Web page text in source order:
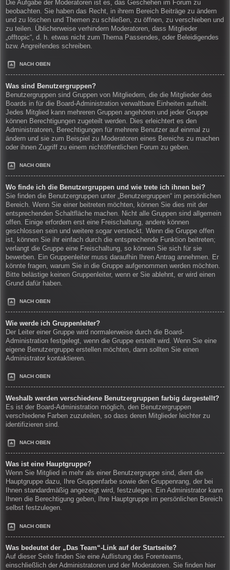
Die Aufgabe der Moderatoren ist es, das Geschehen im Forum zu
beobachten. Sie haben das Recht, in ihrem Bereich Beiträge zu ändern
und zu löschen und Themen zu schließen, zu öffnen, zu verschieben und
zu teilen. Üblicherweise verhindern Moderatoren, dass Mitglieder
„offtopic“, d. h. etwas nicht zum Thema Passendes, oder Beleidigendes
bzw. Angreifendes schreiben.
NACH OBEN
Was sind Benutzergruppen?
Benutzergruppen sind Gruppen von Mitgliedern, die die Mitglieder des
Boards in für die Board-Administration verwaltbare Einheiten aufteilt.
Jedes Mitglied kann mehreren Gruppen angehören und jeder Gruppe
können Berechtigungen zugeteilt werden. Dies erleichtert es den
Administratoren, Berechtigungen für mehrere Benutzer auf einmal zu
ändern und sie zum Beispiel zu Moderatoren eines Bereichs zu machen
oder ihnen Zugriff zu einem nichtöffentlichen Forum zu geben.
NACH OBEN
Wo finde ich die Benutzergruppen und wie trete ich ihnen bei?
Sie finden die Benutzergruppen unter „Benutzergruppen“ im persönlichen
Bereich. Wenn Sie einer beitreten möchten, können Sie dies mit der
entsprechenden Schaltfläche machen. Nicht alle Gruppen sind allgemein
offen. Einige erfordern erst eine Freischaltung, andere können
geschlossen sein und weitere sogar versteckt. Wenn die Gruppe offen
ist, können Sie ihr einfach durch die entsprechende Funktion beitreten;
verlangt die Gruppe eine Freischaltung, so können Sie sich für sie
bewerben. Ein Gruppenleiter muss daraufhin Ihren Antrag annehmen. Er
könnte fragen, warum Sie in die Gruppe aufgenommen werden möchten.
Bitte belästige keinen Gruppenleiter, wenn er Sie ablehnt, er wird einen
Grund dafür haben.
NACH OBEN
Wie werde ich Gruppenleiter?
Der Leiter einer Gruppe wird normalerweise durch die Board-
Administration festgelegt, wenn die Gruppe erstellt wird. Wenn Sie eine
eigene Benutzergruppe erstellen möchten, dann sollten Sie einen
Administrator kontaktieren.
NACH OBEN
Weshalb werden verschiedene Benutzergruppen farbig dargestellt?
Es ist der Board-Administration möglich, den Benutzergruppen
verschiedene Farben zuzuteilen, so dass deren Mitglieder leichter zu
identifizieren sind.
NACH OBEN
Was ist eine Hauptgruppe?
Wenn Sie Mitglied in mehr als einer Benutzergruppe sind, dient die
Hauptgruppe dazu, Ihre Gruppenfarbe sowie den Gruppenrang, der bei
Ihnen standardmäßig angezeigt wird, festzulegen. Ein Administrator kann
Ihnen die Berechtigung geben, Ihre Hauptgruppe im persönlichen Bereich
selbst festzulegen.
NACH OBEN
Was bedeutet der „Das Team“-Link auf der Startseite?
Auf dieser Seite finden Sie eine Auflistung des Forenteams,
einschließlich der Administratoren und der Moderatoren. Sie finden hier